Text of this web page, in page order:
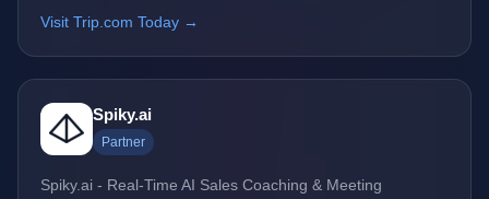
Visit Trip.com Today →
Spiky.ai
Partner
Spiky.ai - Real-Time AI Sales Coaching & Meeting